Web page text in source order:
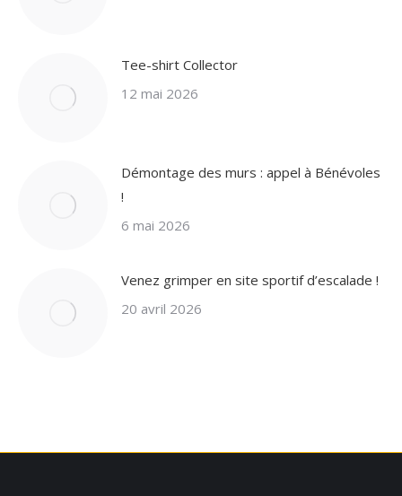
Tee-shirt Collector
12 mai 2026
Démontage des murs : appel à Bénévoles
!
6 mai 2026
Venez grimper en site sportif d’escalade !
20 avril 2026